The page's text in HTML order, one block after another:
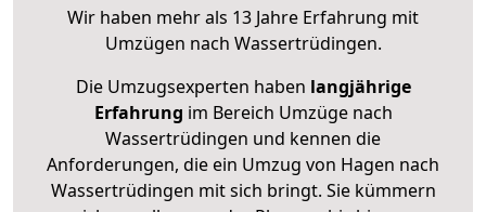
Wir haben mehr als 13 Jahre Erfahrung mit
Umzügen nach Wassertrüdingen.
Die Umzugsexperten haben langjährige
Erfahrung im Bereich Umzüge nach
Wassertrüdingen und kennen die
Anforderungen, die ein Umzug von Hagen nach
Wassertrüdingen mit sich bringt. Sie kümmern